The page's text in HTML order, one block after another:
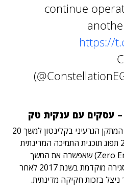
continue
https://
– עסקים עם ענקית טק
ההסכם מבטיח את עתידו של המתקן הגרעיני בקלינטון למשך 20
שנים נוספות, לאחר שב-2027 תפוג תוכנית התמיכה המדינתית
(ZEC – ר"ת Zero Emission Credit) שאפשרה את המשך
פעילותו. המתקן היה מיועד לסגירה מוקדמת בשנת 2017 לאחר
בזכות חקיקה מדינתית.